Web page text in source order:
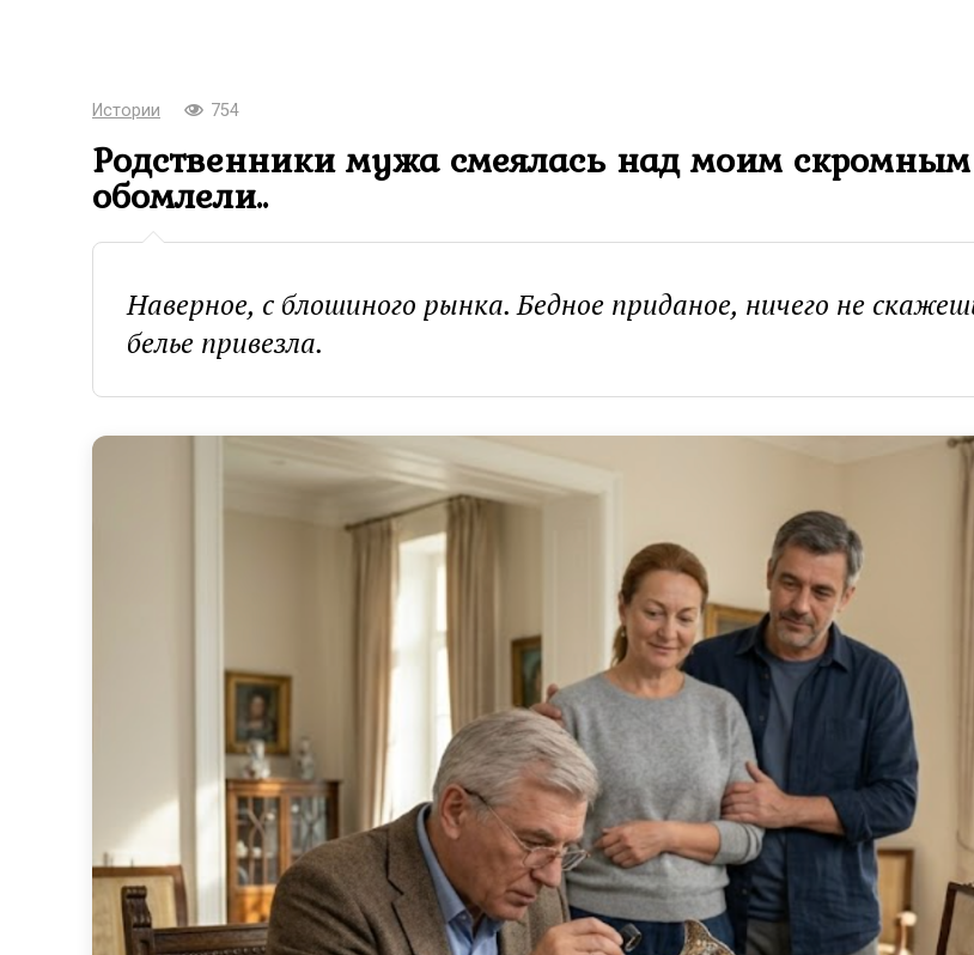
Истории 754
Родственники мужа смеялась над моим
обомлели..
Наверное, с блошиного рынка. Бедное приданое, ничего не
белье привезла.